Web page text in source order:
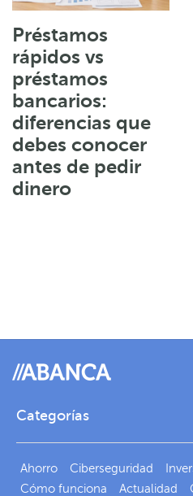
Préstamos
rápidos vs
préstamos
bancarios:
diferencias que
debes conocer
antes de pedir
dinero
Categorías
Ahorro Ciberseguridad
Cómo funciona
Actualidad